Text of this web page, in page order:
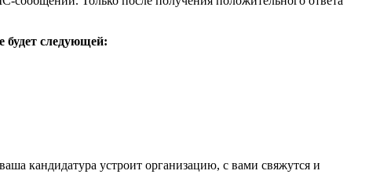
будет следующей:
кандидатура устроит организацию, с вами свяжутся и